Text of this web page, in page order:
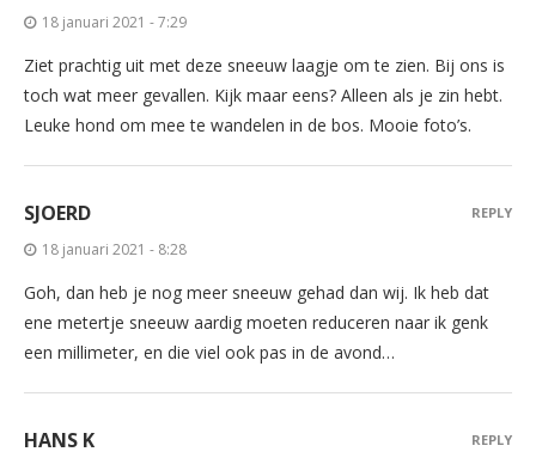
18 januari 2021 - 7:29
Ziet prachtig uit met deze sneeuw laagje om te zien. Bij ons is
toch wat meer gevallen. Kijk maar eens? Alleen als je zin hebt.
Leuke hond om mee te wandelen in de bos. Mooie foto’s.
SJOERD
18 januari 2021 - 8:28
Goh, dan heb je nog meer sneeuw gehad dan wij. Ik heb dat
ene metertje sneeuw aardig moeten reduceren naar ik genk
een millimeter, en die viel ook pas in de avond…
REPLY
HANS K REPLY